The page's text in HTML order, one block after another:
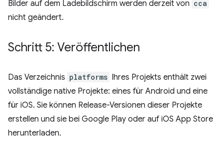
Bilder auf dem Ladebildschirm werden derzeit von cca
nicht geändert.
Schritt 5: Veröffentlichen
Das Verzeichnis platforms Ihres Projekts enthält zwei
vollständige native Projekte: eines für Android und eine
für iOS. Sie können Release-Versionen dieser Projekte
erstellen und sie bei Google Play oder auf iOS App Store
herunterladen.